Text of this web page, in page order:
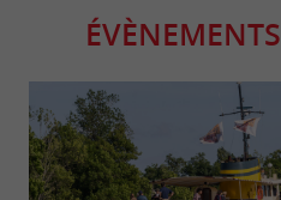
ÉVÈNEMENTS